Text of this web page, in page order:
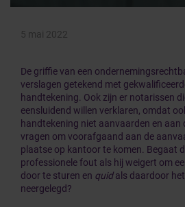
5 mai 2022
De griffie van een
verslagen getekend met
handtekening. Ook zijn er notarissen
eensluidend willen verklaren, omdat
handtekening niet aanvaarden en aan
vragen om voorafgaand aan de
plaatse op kantoor te komen. Begaat
professionele fout als hij weigert om
door te sturen en quidals daardoor
neergelegd?